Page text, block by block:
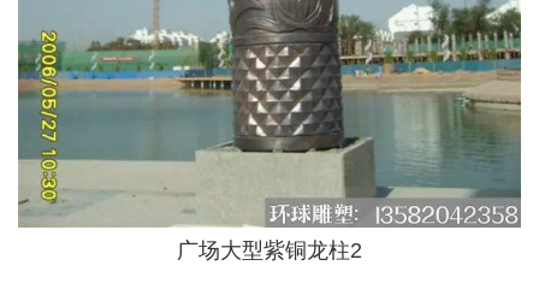
广场大型紫铜龙柱2